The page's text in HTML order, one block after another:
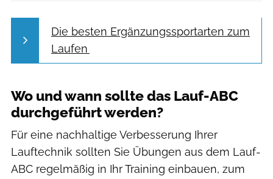
Die besten Ergänzungssportarten zum
Laufen
Wo und wann sollte das Lauf-ABC
durchgeführt werden?
Für eine nachhaltige Verbesserung Ihrer
Lauftechnik sollten Sie Übungen aus dem Lauf-
ABC regelmäßig in Ihr Training einbauen, zum